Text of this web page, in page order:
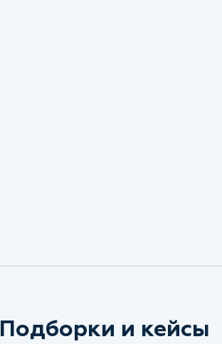
Подборки и кейсы